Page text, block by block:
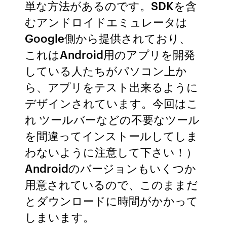
単な方法があるのです。SDKを含
むアンドロイドエミュレータは
Google側から提供されており、
これはAndroid用のアプリを開発
している人たちがパソコン上か
ら、アプリをテスト出来るように
デザインされています。今回はこ
れ ツールバーなどの不要なツール
を間違ってインストールしてしま
わないように注意して下さい！）
Androidのバージョンもいくつか
用意されているので、このままだ
とダウンロードに時間がかかって
しまいます。